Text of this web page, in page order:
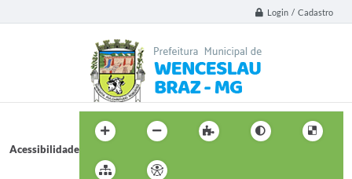
Login / Cadastro
Acessibilidade